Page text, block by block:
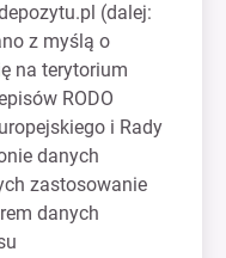
(dalej:
z myślą o
na terytorium
RODO
i Rady
danych
zastosowanie
danych